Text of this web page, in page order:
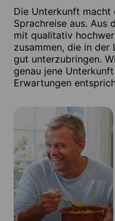
Die Unterkunft macht
Sprachreise aus. Aus
mit qualitativ
zusammen, die in der
gut unterzubringen.
genau jene
Erwartungen